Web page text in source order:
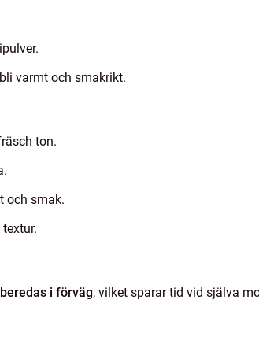
varmt och smakrikt.
ton.
och smak.
i förväg, vilket sparar tid vid själva